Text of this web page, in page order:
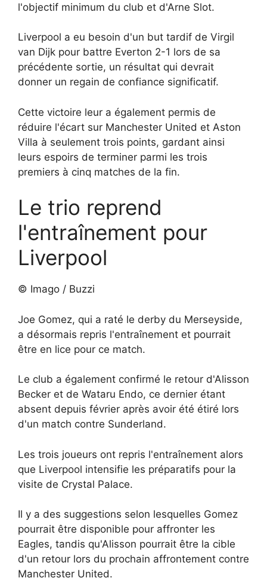
l'objectif minimum du club et d'Arne Slot.
Liverpool a eu besoin d'un but tardif de Virgil
van Dijk pour battre Everton 2-1 lors de sa
précédente sortie, un résultat qui devrait
donner un regain de confiance significatif.
Cette victoire leur a également permis de
réduire l'écart sur Manchester United et Aston
Villa à seulement trois points, gardant ainsi
leurs espoirs de terminer parmi les trois
premiers à cinq matches de la fin.
Le trio reprend
l'entraînement pour
Liverpool
© Imago / Buzzi
Joe Gomez, qui a raté le derby du Merseyside,
a désormais repris l'entraînement et pourrait
être en lice pour ce match.
Le club a également confirmé le retour d'Alisson
Becker et de Wataru Endo, ce dernier étant
absent depuis février après avoir été étiré lors
d'un match contre Sunderland.
Les trois joueurs ont repris l'entraînement alors
que Liverpool intensifie les préparatifs pour la
visite de Crystal Palace.
Il y a des suggestions selon lesquelles Gomez
pourrait être disponible pour affronter les
Eagles, tandis qu'Alisson pourrait être la cible
d'un retour lors du prochain affrontement contre
Manchester United.